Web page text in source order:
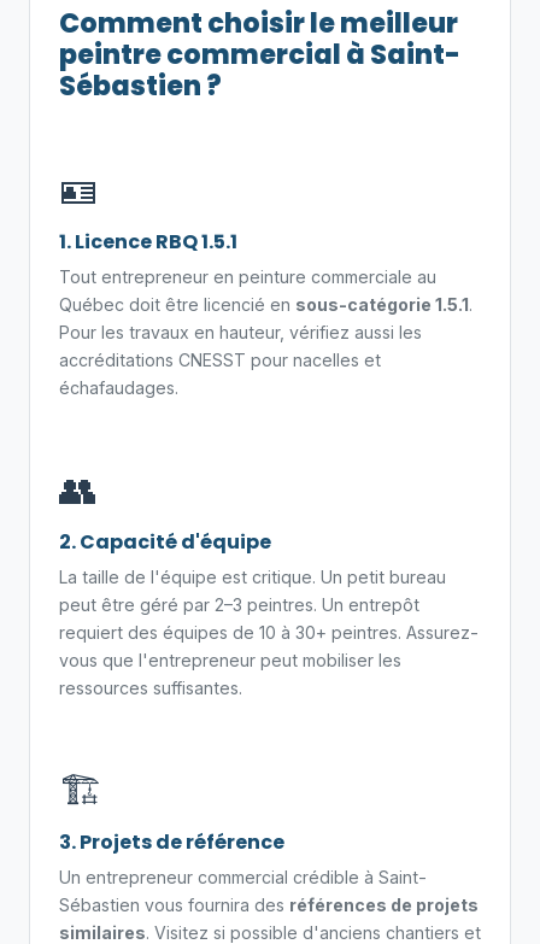
Comment choisir le meilleur
peintre commercial à Saint-
Sébastien ?
🪪
1. Licence RBQ 1.5.1
Tout entrepreneur en peinture commerciale au
Québec doit être licencié en sous-catégorie 1.5.1.
Pour les travaux en hauteur, vérifiez aussi les
accréditations CNESST pour nacelles et
échafaudages.
👥
2. Capacité d'équipe
La taille de l'équipe est critique. Un petit bureau
peut être géré par 2–3 peintres. Un entrepôt
requiert des équipes de 10 à 30+ peintres. Assurez-
vous que l'entrepreneur peut mobiliser les
ressources suffisantes.
🏗️
3. Projets de référence
Un entrepreneur commercial crédible à Saint-
Sébastien vous fournira des références de projets
similaires. Visitez si possible d'anciens chantiers et